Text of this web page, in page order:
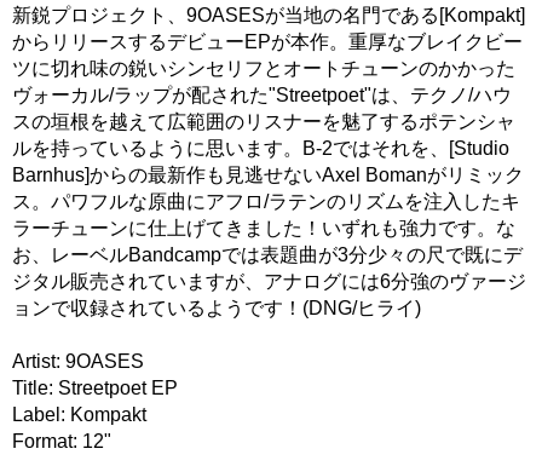
新鋭プロジェクト、9OASESが当地の名門である[Kompakt]
からリリースするデビューEPが本作。重厚なブレイクビー
ツに切れ味の鋭いシンセリフとオートチューンのかかった
ヴォーカル/ラップが配された"Streetpoet"は、テクノ/ハウ
スの垣根を越えて広範囲のリスナーを魅了するポテンシャ
ルを持っているように思います。B-2ではそれを、[Studio
Barnhus]からの最新作も見逃せないAxel Bomanがリミック
ス。パワフルな原曲にアフロ/ラテンのリズムを注入したキ
ラーチューンに仕上げてきました！いずれも強力です。な
お、レーベルBandcampでは表題曲が3分少々の尺で既にデ
ジタル販売されていますが、アナログには6分強のヴァージ
ョンで収録されているようです！(DNG/ヒライ)
Artist: 9OASES
Title: Streetpoet EP
Label: Kompakt
Format: 12"